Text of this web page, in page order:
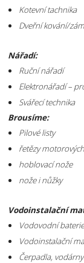
Kotevní tachnika
Dveřní kování/
Nářadí:
Ruční nářadí
Elektronářadí –
Svářecí technika
Brousíme:
Pilové listy
řetězy
hoblovací nože
nože i nůžky
Vodoinstalační
Vodovodní
Vodoinstalační
Čerpadla,